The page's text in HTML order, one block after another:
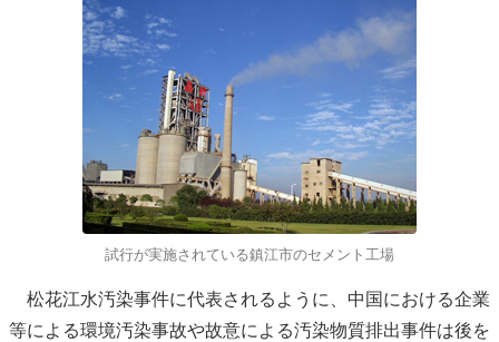
試行が実施されている鎮江市のセメント工場
松花江水汚染事件に代表されるように、中国における企業
等による環境汚染事故や故意による汚染物質排出事件は後を